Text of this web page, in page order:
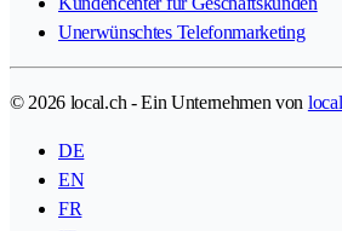
Unerwünschtes Telefonmarketing
© 2026 local.ch - Ein Unternehmen von
DE
EN
FR